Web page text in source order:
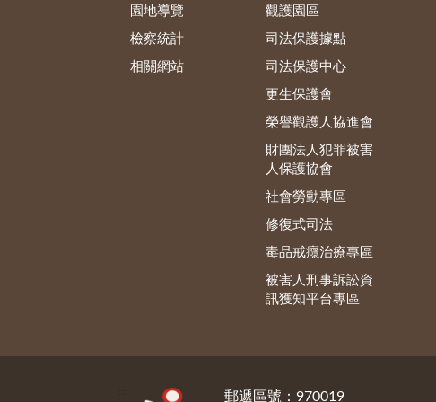
園地導覽
檢察統計
相關網站
觀護園區
司法保護據點
司法保護中心
更生保護會
榮譽觀護人協進會
財團法人犯罪被害
人保護協會
社會勞動專區
修復式司法
毒品戒癮治療專區
被害人刑事訴訟資
訊獲知平台專區
郵遞區號：970019